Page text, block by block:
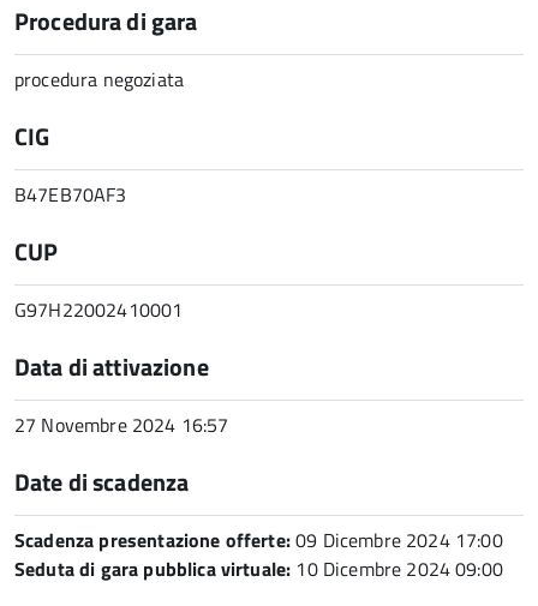
Procedura di gara
procedura negoziata
CIG
B47EB70AF3
CUP
G97H22002410001
Data di attivazione
27 Novembre 2024 16:57
Date di scadenza
Scadenza presentazione offerte:09 Dicembre 2024 17:00
Seduta di gara pubblica virtuale: 10 Dicembre 2024 09:00